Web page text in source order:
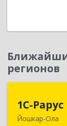
регионов
1С-
Йошкар-Ола
424004,